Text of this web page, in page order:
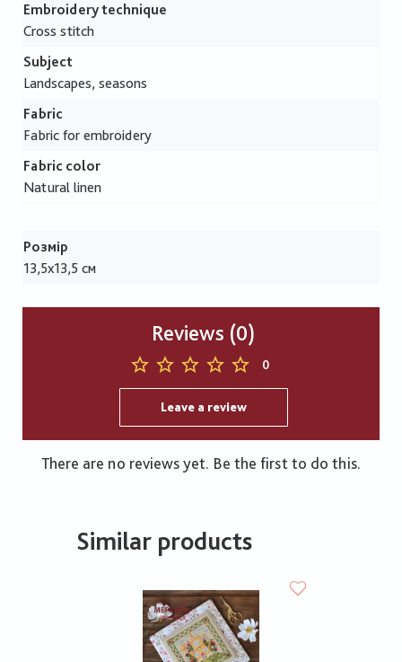
Embroidery technique
Cross stitch
Subject
Landscapes, seasons
Fabric
Fabric for embroidery
Fabric color
Natural linen
Розмір
13,5х13,5 см
Reviews (0)
0
Leave a review
There are no reviews yet. Be the first to do this.
Similar products